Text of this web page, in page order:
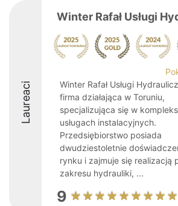
Laureaci
Winter Rafał Usługi
Winter Rafał Usługi
firma działająca w Toruniu,
specjalizująca się w
usługach instalacyjnych.
Przedsiębiorstwo posiada
dwudziestoletnie
rynku i zajmuje się realizacją
zakresu hydrauliki, ...
9